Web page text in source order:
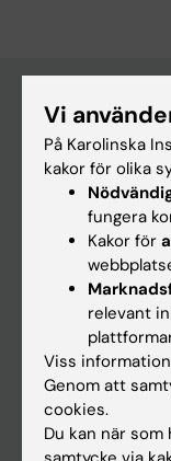
Huvudmeny
Utbildning
Forskarutbildning
Forskning
På gång
Nyheter
Kalender
Vi
På Karolinska
kakor för olika
fungera
Kakor för
relevant
Viss
Genom att
cookies.
Du kan när